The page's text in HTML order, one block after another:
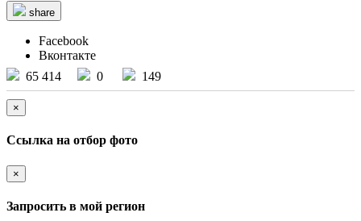
share
Facebook
Вконтакте
65 414
0 149
×
Ссылка на отбор фото
×
Запросить в мой регион